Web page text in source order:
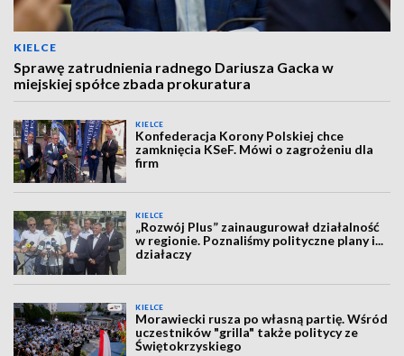
KIELCE
Sprawę zatrudnienia radnego Dariusza Gacka w
miejskiej spółce zbada prokuratura
KIELCE
Konfederacja Korony Polskiej chce
zamknięcia KSeF. Mówi o zagrożeniu dla
firm
KIELCE
„Rozwój Plus” zainaugurował działalność
w regionie. Poznaliśmy polityczne plany i...
działaczy
KIELCE
Morawiecki rusza po własną partię. Wśród
uczestników "grilla" także politycy ze
Świętokrzyskiego